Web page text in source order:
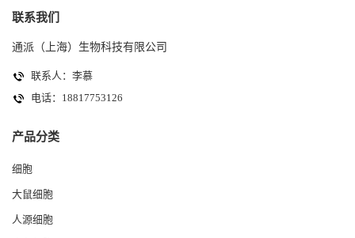
联系我们
通派（上海）生物科技有限公司
联系人：李慕
电话：18817753126
产品分类
细胞
大鼠细胞
人源细胞